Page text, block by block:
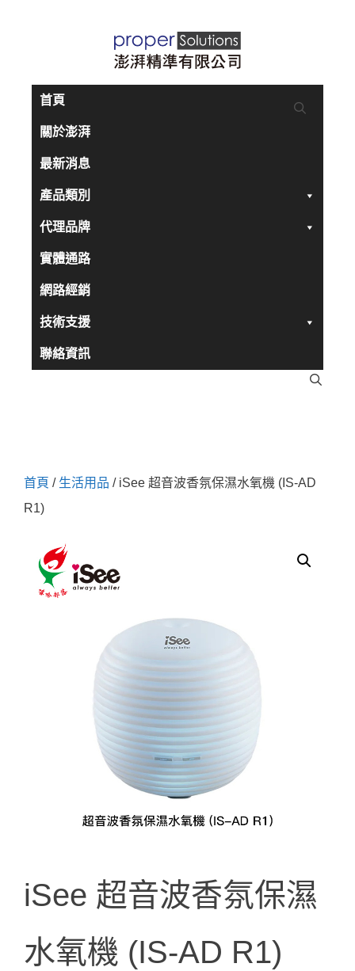
首頁
關於澎湃
最新消息
產品類別
代理品牌
實體通路
網路經銷
技術支援
聯絡資訊
首頁 / 生活用品 / iSee 超音波香氛保濕水氧機 (IS-AD
R1)
iSee 超音波香氛保濕
水氧機 (IS-AD R1)